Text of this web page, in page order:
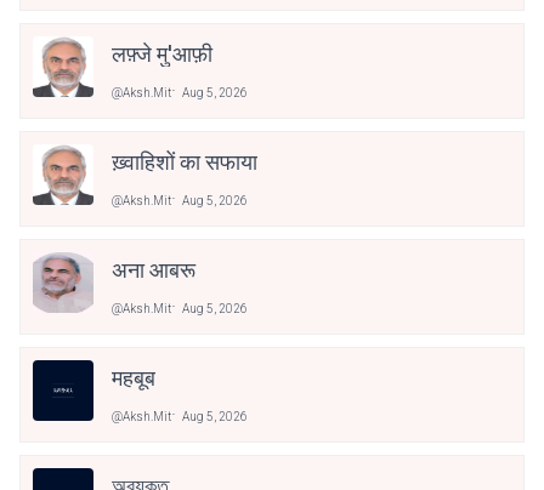
लफ़्जे मु'आफ़ी
@aksh.mit Aug 5, 2026
ख़्वाहिशों का सफाया
@aksh.mit Aug 5, 2026
अना आबरू
@aksh.mit Aug 5, 2026
महबूब
@aksh.mit Aug 5, 2026